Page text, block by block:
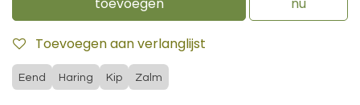
Toevoegen aan verlanglijst
Eend Haring Kip Zalm